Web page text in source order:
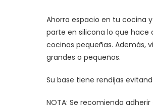
Ahorra espacio en tu cocina
parte en silicona lo que
cocinas pequeñas. Además,
grandes o pequeños.
Su base tiene rendijas
NOTA: Se recomienda